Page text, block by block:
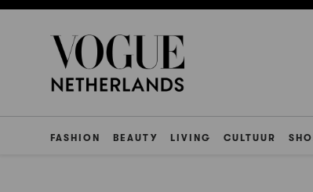
FASHION BEAUTY LIVING CULTUUR